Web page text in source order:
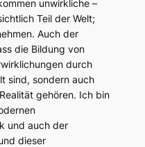
unwirkliche –
Teil der Welt;
Auch der
die Bildung von
durch
sind, sondern auch
gehören. Ich bin
und auch der
dieser